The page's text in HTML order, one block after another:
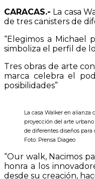
CARACAS.- La casa
de tres canisters de
“Elegimos a Michael
simboliza el perfil de
Tres obras de arte
marca celebra el
posibilidades”
La casa Walker en alianza
proyección del arte
de diferentes diseños
Foto: Prensa Diageo
“Our walk, Nacimos
honra a los
desde su creación,